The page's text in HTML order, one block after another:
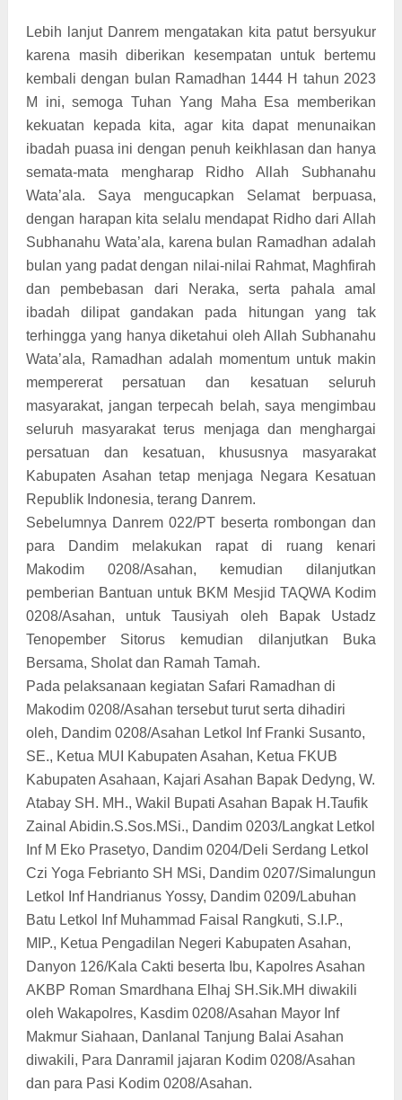
Lebih lanjut Danrem mengatakan kita patut bersyukur
karena masih diberikan kesempatan untuk bertemu
kembali dengan bulan Ramadhan 1444 H tahun 2023
M ini, semoga Tuhan Yang Maha Esa memberikan
kekuatan kepada kita, agar kita dapat menunaikan
ibadah puasa ini dengan penuh keikhlasan dan hanya
semata-mata mengharap Ridho Allah Subhanahu
Wata’ala. Saya mengucapkan Selamat berpuasa,
dengan harapan kita selalu mendapat Ridho dari Allah
Subhanahu Wata’ala, karena bulan Ramadhan adalah
bulan yang padat dengan nilai-nilai Rahmat, Maghfirah
dan pembebasan dari Neraka, serta pahala amal
ibadah dilipat gandakan pada hitungan yang tak
terhingga yang hanya diketahui oleh Allah Subhanahu
Wata’ala, Ramadhan adalah momentum untuk makin
mempererat persatuan dan kesatuan seluruh
masyarakat, jangan terpecah belah, saya mengimbau
seluruh masyarakat terus menjaga dan menghargai
persatuan dan kesatuan, khususnya masyarakat
Kabupaten Asahan tetap menjaga Negara Kesatuan
Republik Indonesia, terang Danrem.
Sebelumnya Danrem 022/PT beserta rombongan dan
para Dandim melakukan rapat di ruang kenari
Makodim 0208/Asahan, kemudian dilanjutkan
pemberian Bantuan untuk BKM Mesjid TAQWA Kodim
0208/Asahan, untuk Tausiyah oleh Bapak Ustadz
Tenopember Sitorus kemudian dilanjutkan Buka
Bersama, Sholat dan Ramah Tamah.
Pada pelaksanaan kegiatan Safari Ramadhan di
Makodim 0208/Asahan tersebut turut serta dihadiri
oleh, Dandim 0208/Asahan Letkol Inf Franki Susanto,
SE., Ketua MUI Kabupaten Asahan, Ketua FKUB
Kabupaten Asahaan, Kajari Asahan Bapak Dedyng, W.
Atabay SH. MH., Wakil Bupati Asahan Bapak H.Taufik
Zainal Abidin.S.Sos.MSi., Dandim 0203/Langkat Letkol
Inf M Eko Prasetyo, Dandim 0204/Deli Serdang Letkol
Czi Yoga Febrianto SH MSi, Dandim 0207/Simalungun
Letkol Inf Handrianus Yossy, Dandim 0209/Labuhan
Batu Letkol Inf Muhammad Faisal Rangkuti, S.I.P.,
MIP., Ketua Pengadilan Negeri Kabupaten Asahan,
Danyon 126/Kala Cakti beserta Ibu, Kapolres Asahan
AKBP Roman Smardhana Elhaj SH.Sik.MH diwakili
oleh Wakapolres, Kasdim 0208/Asahan Mayor Inf
Makmur Siahaan, Danlanal Tanjung Balai Asahan
diwakili, Para Danramil jajaran Kodim 0208/Asahan
dan para Pasi Kodim 0208/Asahan.